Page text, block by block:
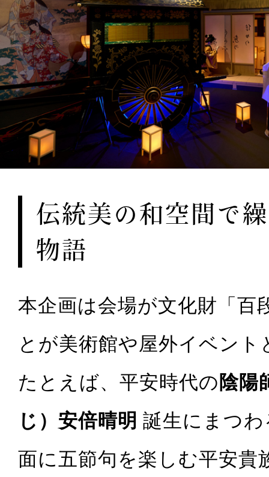
伝統美の和空間で
物語
本企画は会場が文化財「百
とが美術館や屋外イベン
たとえば、平安時代の陰陽
じ）安倍晴明 誕生にまつ
面に五節句を楽しむ平安貴